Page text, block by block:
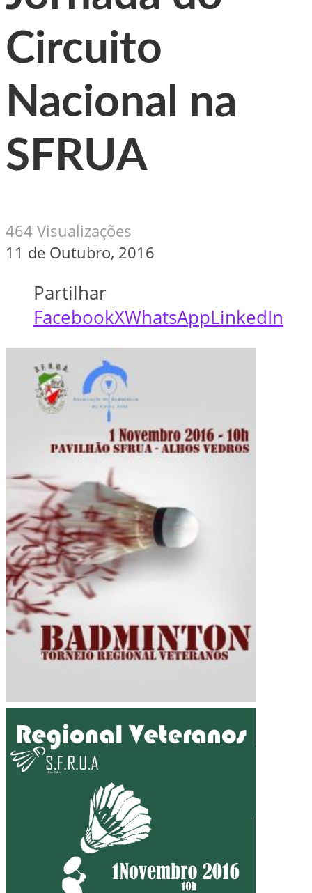
Circuito
Nacional na
SFRUA
464 Visualizações
11 de Outubro, 2016
Partilhar
FacebookXWhatsAppLinkedIn